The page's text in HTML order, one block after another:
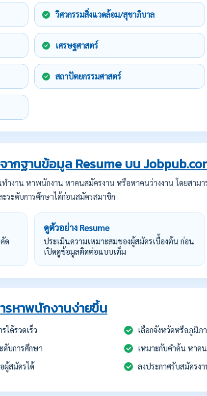
วิศวกรรมสิ่งแวดล้อม/สุขาภิบาล
เศรษฐศาสตร์
สถาปัตยกรรมศาสตร์
ากฐานข้อมูล Resume บน
งาน หาพนักงาน หาคนสมัครงาน หรือหาคนว่างงาน โดยสาม
ระดับการศึกษาได้ก่อนสมัครสมาชิก
ด
ดูตัวอย่าง Resume
ประเมินความเหมาะสมของผู้สมัครเบื้องต้น ก่อน
เปิดดูข้อมูลติดต่อแบบเต็ม
รหาพนักงานง่ายขึ้น
ได้รวดเร็ว
เลือกจังหวัดหรือภูมิ
ดับการศึกษา
เหมาะกับคำค้น หาค
ผู้สมัครได้
ลงประกาศรับสมัครง